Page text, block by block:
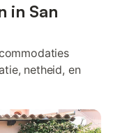
in San
netheid, en